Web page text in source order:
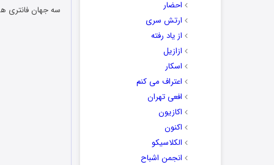
احضار
ارتش سری
از یاد رفته
ازازیل
اسکار
اعتراف می کنم
افعی تهران
اکازیون
اکنون
الکلاسیکو
انجمن اشباح
سه جهان فانتری